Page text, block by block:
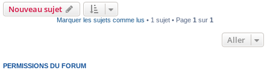
Nouveau sujet
Marquer les sujets comme lus • 1 sujet • Page 1 sur 1
Aller
PERMISSIONS DU FORUM